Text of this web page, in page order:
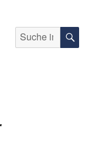
Suche
nach: